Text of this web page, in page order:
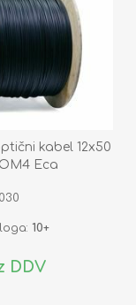
kabel 12x50
Eca
10+
DDV